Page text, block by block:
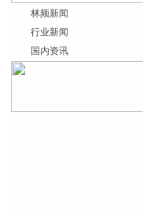
林频新闻
行业新闻
国内资讯